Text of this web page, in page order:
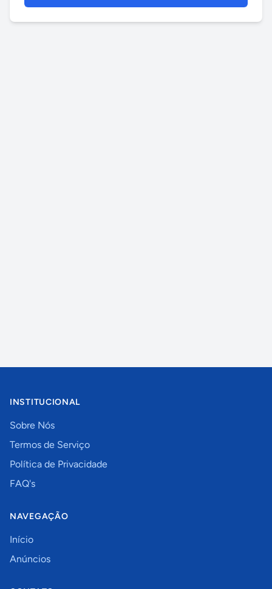
INSTITUCIONAL
Sobre Nós
Termos de Serviço
Política de Privacidade
FAQ's
NAVEGAÇÃO
Início
Anúncios